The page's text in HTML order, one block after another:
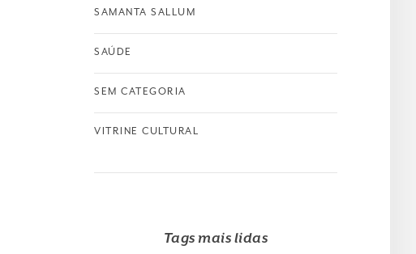
SAMANTA SALLUM
SAÚDE
SEM CATEGORIA
VITRINE CULTURAL
Tags mais lidas